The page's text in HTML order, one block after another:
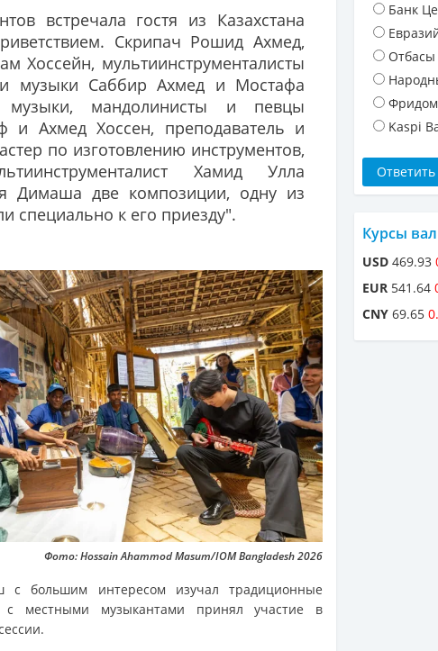
встречала гостя из Казахстана
Скрипач Рошид Ахмед,
Хоссейн, мультиинструменталисты
музыки Саббир Ахмед и Мостафа
музыки, мандолинисты и певцы
Ахмед Хоссен, преподаватель и
по изготовлению инструментов,
Хамид Улла
Димаша две композиции, одну из
специально к его приезду".
Фото: Hossain Ahammod Masum/IOM Bangladesh 2026
большим интересом изучал традиционные
с местными музыкантами принял участие в
Банк
Отбасы
Фридом
Kaspi
Курсы
USD 469.93
EUR 541.64
CNY 69.65